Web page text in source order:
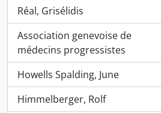
Réal, Grisélidis
, 1 résultats
Association genevoise de
médecins progressistes
, 1 résultats
Howells Spalding, June
, 1 résultats
Himmelberger, Rolf
, 1 résultats